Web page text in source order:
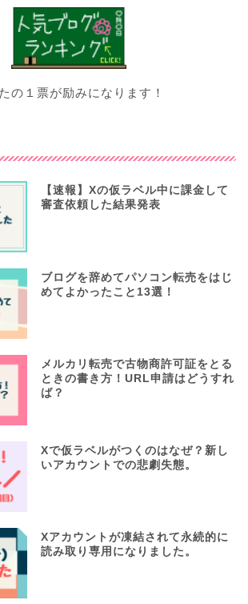
の１票が励みになります！
【速報】Xの仮ラベル中に課金して
審査依頼した結果発表
ブログを辞めてパソコン転売をはじ
めてよかったこと13選！
メルカリ転売で古物商許可証をとる
ときの書き方！URL申請はどうすれ
ば？
Xで仮ラベルがつくのはなぜ？新し
いアカウントでの悲劇失態。
Xアカウントが凍結されて永続的に
読み取り専用になりました。